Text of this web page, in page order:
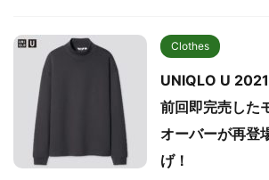
Clothes
UNIQLO U
前回即完売した
オーバーが再登
げ！